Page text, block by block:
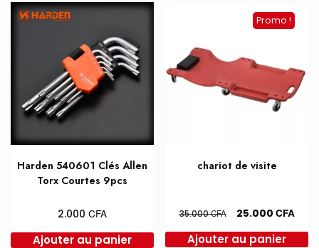
Harden 540601 Clés Allen
Torx Courtes 9pcs
2.000 CFA
Ajouter au panier
Promo !
chariot de visite
35.000CFA
Le
initial
25.000 CFALe
Ajouter au panier